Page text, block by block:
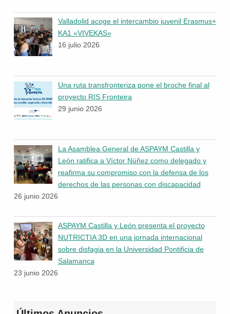
Valladolid acoge el intercambio juvenil Erasmus+
KA1 «VIVEKAS»
16 julio 2026
Una ruta transfronteriza pone el broche final al
proyecto RIS Fronteira
29 junio 2026
La Asamblea General de ASPAYM Castilla y
León ratifica a Víctor Núñez como delegado y
reafirma su compromiso con la defensa de los
derechos de las personas con discapacidad
26 junio 2026
ASPAYM Castilla y León presenta el proyecto
NUTRICTIA 3D en una jornada internacional
sobre disfagia en la Universidad Pontificia de
Salamanca
23 junio 2026